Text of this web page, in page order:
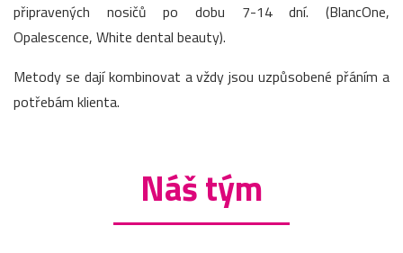
připravených nosičů po dobu 7-14 dní. (BlancOne,
Opalescence, White dental beauty).
Metody se dají kombinovat a vždy jsou uzpůsobené přáním a
potřebám klienta.
Náš tým